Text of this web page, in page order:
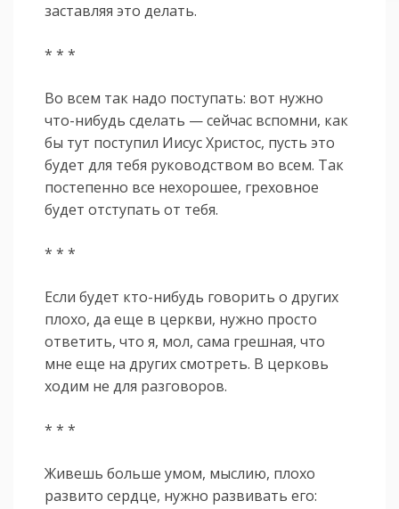
заставляя это делать.
* * *
Во всем так надо поступать: вот нужно
что-нибудь сделать — сейчас вспомни, как
бы тут поступил Иисус Христос, пусть это
будет для тебя руководством во всем. Так
постепенно все нехорошее, греховное
будет отступать от тебя.
* * *
Если будет кто-нибудь говорить о других
плохо, да еще в церкви, нужно просто
ответить, что я, мол, сама грешная, что
мне еще на других смотреть. В церковь
ходим не для разговоров.
* * *
Живешь больше умом, мыслию, плохо
развито сердце, нужно развивать его: